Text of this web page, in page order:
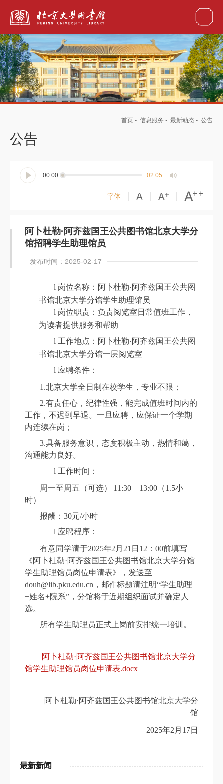
全部资源
首页 - 信息服务 - 最新动态 - 公告
公告
最新新闻
00:00 02:05
字体
阿卜杜勒·阿齐兹国王公共图书馆北京大学分
馆招聘学生助理馆员
发布时间：2025-02-17
l 岗位名称：阿卜杜勒·阿齐兹国王公共图
书馆北京大学分馆学生助理馆员
l 岗位职责：负责阅览室日常值班工作，
为读者提供服务和帮助
l 工作地点：阿卜杜勒·阿齐兹国王公共图
书馆北京大学分馆一层阅览室
l 应聘条件：
1.北京大学全日制在校学生，专业不限；
2.有责任心，纪律性强，能完成值班时间内的
工作，不迟到早退。一旦应聘，应保证一个学期
内连续在岗；
3.具备服务意识，态度积极主动，热情和蔼，
沟通能力良好。
l 工作时间：
周一至周五（可选） 11:30—13:00（1.5小
时）
报酬：30元/小时
l 应聘程序：
有意同学请于2025年2月21日12：00前填写
《阿卜杜勒·阿齐兹国王公共图书馆北京大学分馆
学生助理馆员岗位申请表》，发送至
douh@lib.pku.edu.cn，邮件标题请注明“学生助理
+姓名+院系”，分馆将于近期组织面试并确定人
选。
所有学生助理员正式上岗前安排统一培训。
阿卜杜勒·阿齐兹国王公共图书馆北京大学分
馆学生助理馆员岗位申请表.docx
阿卜杜勒·阿齐兹国王公共图书馆北京大学分
馆
2025年2月17日